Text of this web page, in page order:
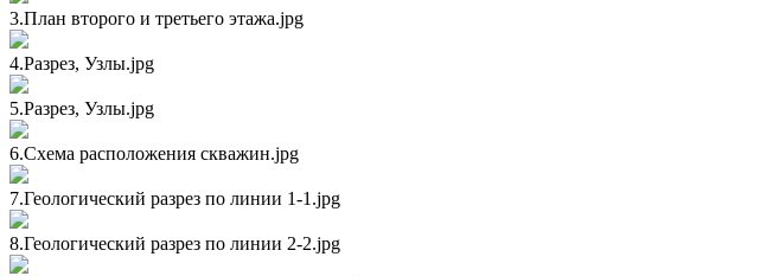
3.План второго и третьего этажа.jpg
4.Разрез, Узлы.jpg
5.Разрез, Узлы.jpg
6.Схема расположения скважин.jpg
7.Геологический разрез по линии 1-1.jpg
8.Геологический разрез по линии 2-2.jpg